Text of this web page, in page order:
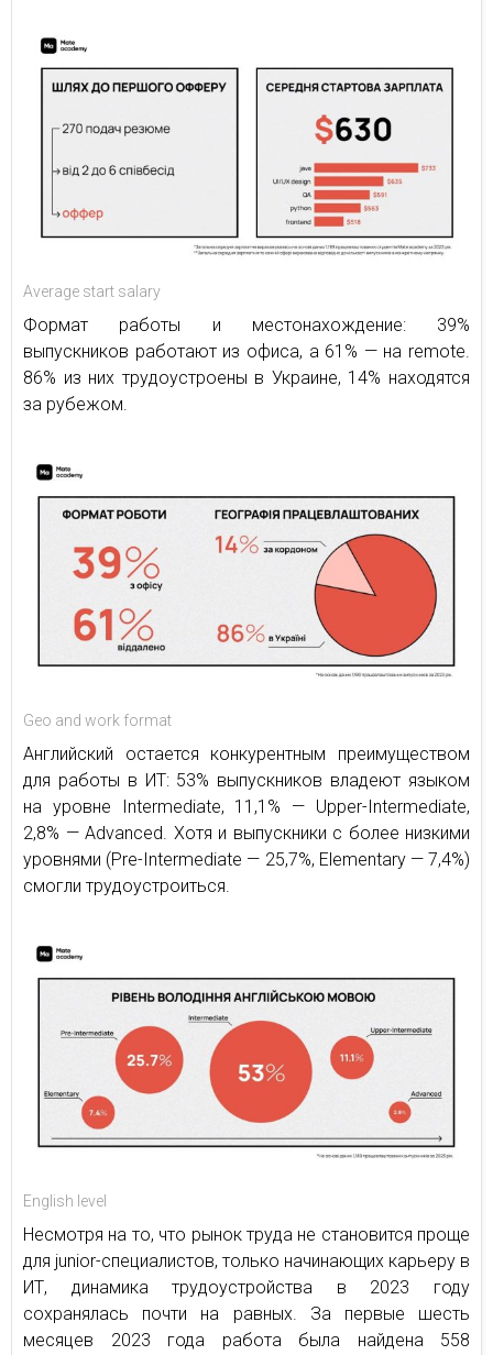
Average start salary
Формат работы и местонахождение: 39%
выпускников работают из офиса, а 61% — на remote.
86% из них трудоустроены в Украине, 14% находятся
за рубежом.
Geo and work format
Английский остается конкурентным преимуществом
для работы в ИТ: 53% выпускников владеют языком
на уровне Intermediate, 11,1% — Upper-Intermediate,
2,8% — Advanced. Хотя и выпускники с более низкими
уровнями (Pre-Intermediate — 25,7%, Elementary — 7,4%)
смогли трудоустроиться.
English level
Несмотря на то, что рынок труда не становится проще
для junior-специалистов, только начинающих карьеру в
ИТ, динамика трудоустройства в 2023 году
сохранялась почти на равных. За первые шесть
месяцев 2023 года работа была найдена 558